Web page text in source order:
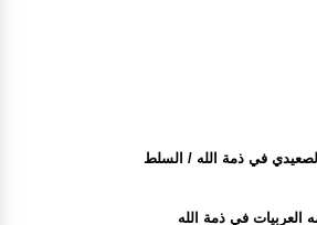
في ذمة الله / السلط
العربيات في ذمة الله